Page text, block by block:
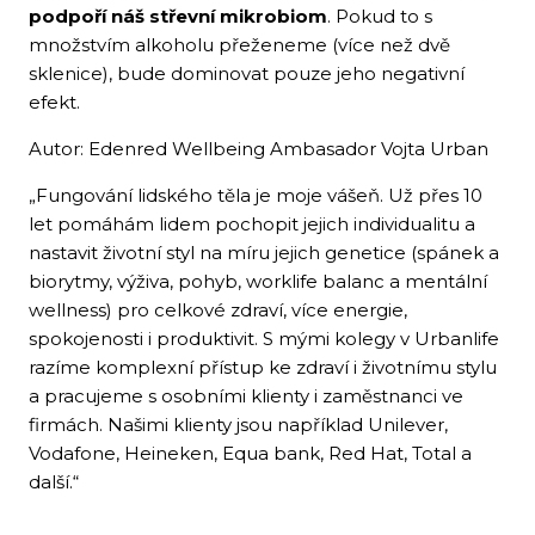
podpoří náš střevní mikrobiom. Pokud to s
množstvím alkoholu přeženeme (více než dvě
sklenice), bude dominovat pouze jeho negativní
efekt.
Autor: Edenred Wellbeing Ambasador Vojta Urban
„Fungování lidského těla je moje vášeň. Už přes 10
let pomáhám lidem pochopit jejich individualitu a
nastavit životní styl na míru jejich genetice (spánek a
biorytmy, výživa, pohyb, worklife balanc a mentální
wellness) pro celkové zdraví, více energie,
spokojenosti i produktivit. S mými kolegy v Urbanlife
razíme komplexní přístup ke zdraví i životnímu stylu
a pracujeme s osobními klienty i zaměstnanci ve
firmách. Našimi klienty jsou například Unilever,
Vodafone, Heineken, Equa bank, Red Hat, Total a
další.“